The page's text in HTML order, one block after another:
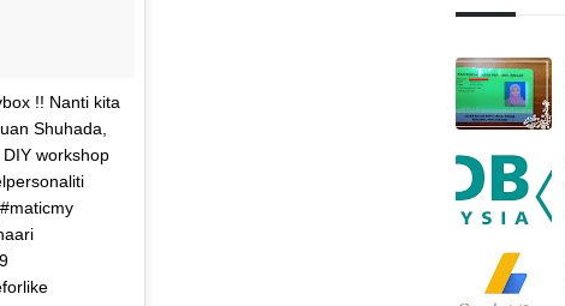
!! Nanti kita
Shuhada,
workshop